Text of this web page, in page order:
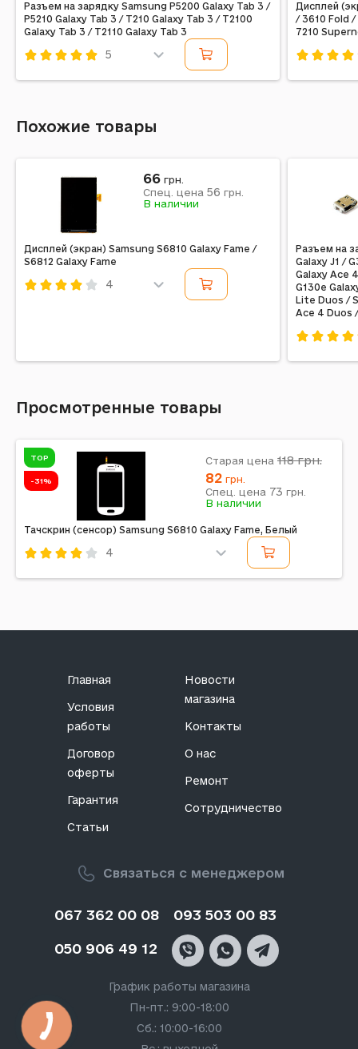
Разъем на зарядку Samsung P5200 Galaxy Tab 3 /
P5210 Galaxy Tab 3 / T210 Galaxy Tab 3 / T2100
Galaxy Tab 3 / T2110 Galaxy Tab 3
5
Дисплей
/ 3610 Fold
7210
Похожие товары
Дисплей (экран) Samsung S6810 Galaxy Fame /
S6812 Galaxy Fame
4
66 грн.
Спец. цена 56 грн.
В наличии
Разъем на
Galaxy J1 /
Galaxy Ace
G130e
Lite Duos /
Ace 4 Duos
Просмотренные товары
TOP
-31%
Тачскрин (сенсор) Samsung S6810 Galaxy Fame, Белый
4
Старая цена 118грн.
82 грн.
Спец. цена 73 грн.
В наличии
Связаться с менеджером
067 362 00 08 093 503 00 83
050 906 49 12
График работы магазина
Пн-пт.: 9:00-18:00
Сб.: 10:00-16:00
Главная
Условия
работы
Договор
оферты
Гарантия
Статьи
Новости
магазина
Контакты
О нас
Ремонт
Сотрудничество